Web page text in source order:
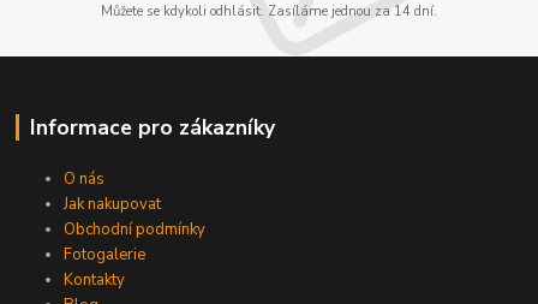
Můžete se kdykoli odhlásit. Zasíláme jednou za 14 dní.
Informace pro zákazníky
O nás
Jak nakupovat
Obchodní podmínky
Fotogalerie
Kontakty